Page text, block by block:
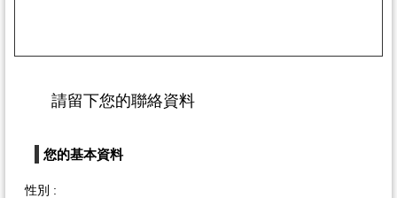
請留下您的聯絡資料
您的基本資料
性別 :